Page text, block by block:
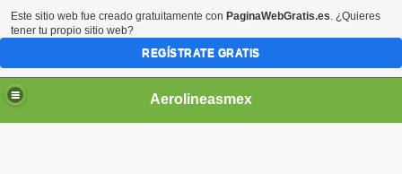
Aerolineasmex
Este sitio web fue creado gratuitamente con PaginaWebGratis.es. ¿Quieres
tener tu propio sitio web?
REGÍSTRATE GRATIS